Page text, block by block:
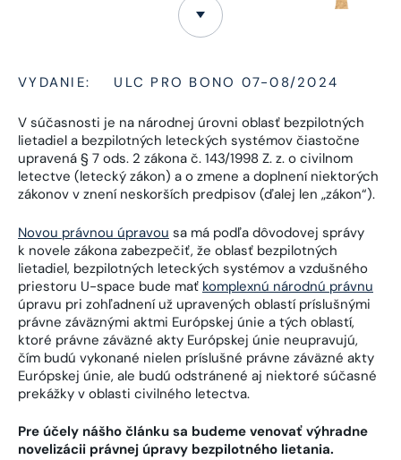
VYDANIE: ULC PRO BONO 07-08/2024
V súčasnosti je na národnej úrovni oblasť bezpilotných
lietadiel a bezpilotných leteckých systémov čiastočne
upravená § 7 ods. 2 zákona č. 143/1998 Z. z. o civilnom
letectve (letecký zákon) a o zmene a doplnení niektorých
zákonov v znení neskorších predpisov (ďalej len „zákon“).
Novou právnou úpravou sa má podľa dôvodovej správy
k novele zákona zabezpečiť, že oblasť bezpilotných
lietadiel, bezpilotných leteckých systémov a vzdušného
priestoru U-space bude mať komplexnú národnú právnu
úpravu pri zohľadnení už upravených oblastí príslušnými
právne záväznými aktmi Európskej únie a tých oblastí,
ktoré právne záväzné akty Európskej únie neupravujú,
čím budú vykonané nielen príslušné právne záväzné akty
Európskej únie, ale budú odstránené aj niektoré súčasné
prekážky v oblasti civilného letectva.
Pre účely nášho článku sa budeme venovať výhradne
novelizácii právnej úpravy bezpilotného lietania.